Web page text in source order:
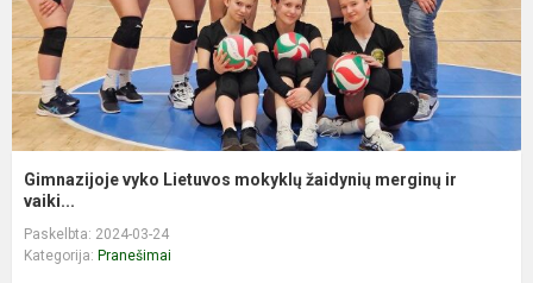
Gimnazijoje vyko Lietuvos mokyklų žaidynių merginų ir
vaiki...
Paskelbta: 2024-03-24
Kategorija: Pranešimai